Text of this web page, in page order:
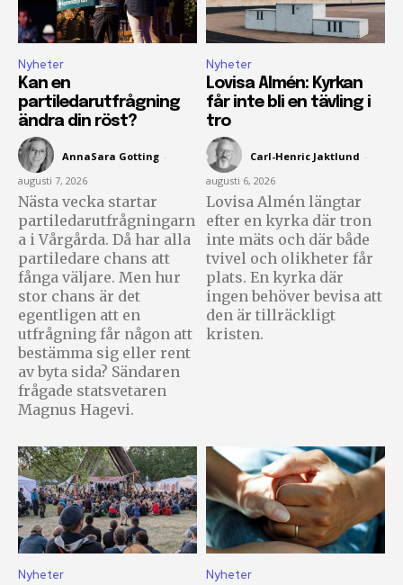
Nyheter
Kan en
partiledarutfrågning
ändra din röst?
AnnaSara Gotting -
augusti 7, 2026
Nästa vecka startar
partiledarutfrågningarn
a i Vårgårda. Då har alla
partiledare chans att
fånga väljare. Men hur
stor chans är det
egentligen att en
utfrågning får någon att
bestämma sig eller rent
av byta sida? Sändaren
frågade statsvetaren
Magnus Hagevi.
Nyheter
Lovisa Almén: Kyrkan
får inte bli en tävling i
tro
Carl-Henric Jaktlund -
augusti 6, 2026
Lovisa Almén längtar
efter en kyrka där tron
inte mäts och där både
tvivel och olikheter får
plats. En kyrka där
ingen behöver bevisa att
den är tillräckligt
kristen.
Nyheter Nyheter